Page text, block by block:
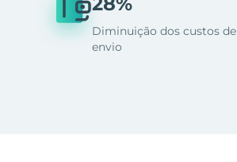
Diminuição dos custos de
envio